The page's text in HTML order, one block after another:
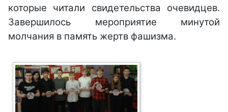
которые читали свидетельства очевидцев.
Завершилось мероприятие минутой
молчания в память жертв фашизма.